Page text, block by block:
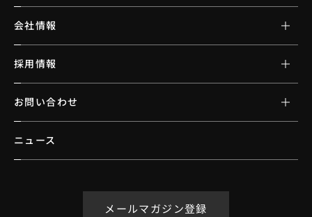
会社情報
採用情報
お問い合わせ
ニュース
メールマガジン登録